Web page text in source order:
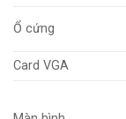
Ổ cứng
Card VGA